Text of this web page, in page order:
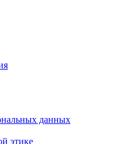
данных
этике